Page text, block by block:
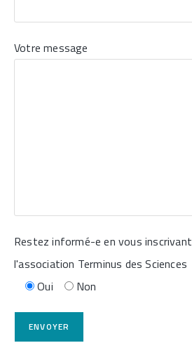
Votre message
Restez informé-e en vous
l'association Terminus des Sciences
Oui
Non